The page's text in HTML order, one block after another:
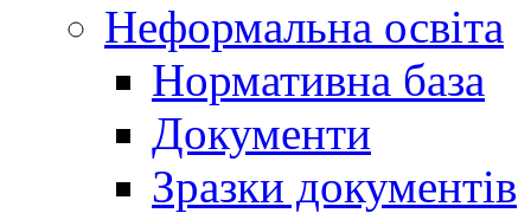
Неформальна освіта
Нормативна база
Документи
Зразки документів